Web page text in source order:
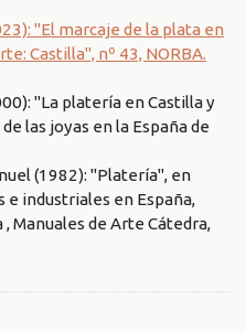
"El marcaje de la plata en
Castilla", nº 43, NORBA.
"La platería en Castilla y
las joyas en la España de
(1982): "Platería", en
e industriales en España,
Manuales de Arte Cátedra,